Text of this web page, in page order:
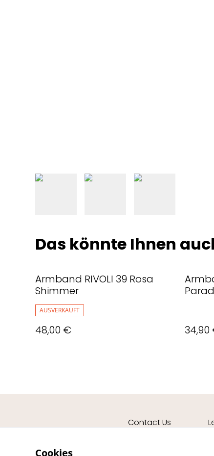
Das könnte Ihnen
Armband RIVOLI 39 Rosa
Shimmer
AUSVERKAUFT
48,00 €
Contact Us
Cookies